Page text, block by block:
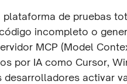
plataforma de pruebas
incompleto o
MCP (Model
por IA como Cursor,
desarrolladores activar